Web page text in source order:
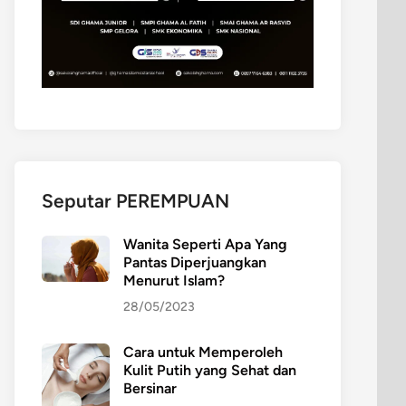
Seputar PEREMPUAN
Wanita Seperti Apa Yang
Pantas Diperjuangkan
Menurut Islam?
28/05/2023
Cara untuk Memperoleh
Kulit Putih yang Sehat dan
Bersinar